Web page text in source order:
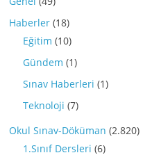
Haberler (18)
Eğitim (10)
Gündem (1)
Sınav Haberleri (1)
Teknoloji (7)
Okul Sınav-Döküman (2.820)
1.Sınıf Dersleri (6)